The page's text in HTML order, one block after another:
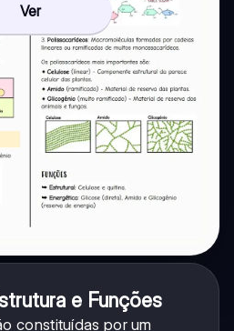
Ver
e Funções
constituídas por um